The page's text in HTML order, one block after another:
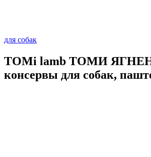
для собак
TOMi lamb ТОМИ
консервы для собак,